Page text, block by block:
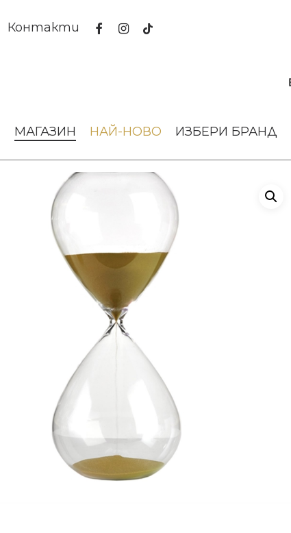
Контакти facebookinstagram
tiktok
МАГАЗИН НАЙ-НОВО ИЗБЕРИ БРАНД